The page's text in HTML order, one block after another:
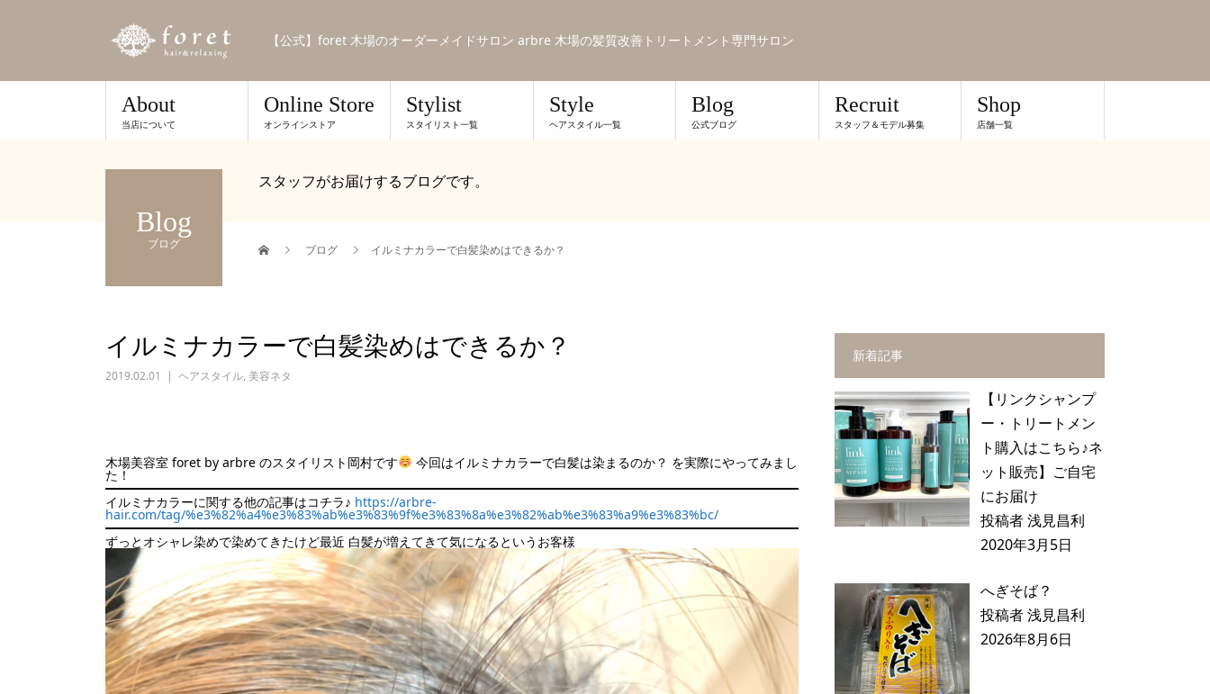
【公式】foret 木場のオーダーメイドサロン arbre 木場の髪質改善トリートメント専門サロン
About
当店について
Online Store
オンラインストア
Stylist
スタイリスト一覧
Style
ヘアスタイル一覧
Blog
公式ブログ
Recruit
スタッフ＆モデル募集
Shop
店舗一覧
Blog
ブログ
スタッフがお届けするブログです。
ブログ イルミナカラーで白髪染めはできるか？
イルミナカラーで白髪染めはできるか？
2019.02.01 ヘアスタイル, 美容ネタ
木場美容室 foret by arbre のスタイリスト岡村です 今回はイルミナカラーで白髪は染まるのか？ を実際にやってみまし
た！
イルミナカラーに関する他の記事はコチラ♪ https://arbre-
hair.com/tag/%e3%82%a4%e3%83%ab%e3%83%9f%e3%83%8a%e3%82%ab%e3%83%a9%e3%83%bc/
ずっとオシャレ染めで染めてきたけど最近 白髪が増えてきて気になるというお客様
新着記事
【リンクシャンプ
ー・トリートメン
ト購入はこちら♪ネ
ット販売】ご自宅
にお届け
投稿者 浅見昌利
2020年3月5日
へぎそば？
投稿者 浅見昌利
2026年8月6日